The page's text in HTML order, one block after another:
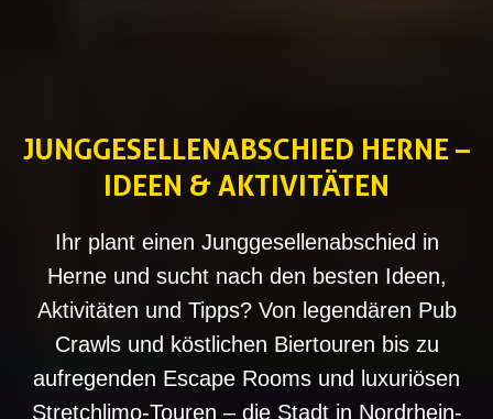
JUNGGESELLENABSCHIED HERNE –
IDEEN & AKTIVITÄTEN
Ihr plant einen Junggesellenabschied in
Herne und sucht nach den besten Ideen,
Aktivitäten und Tipps? Von legendären Pub
Crawls und köstlichen Biertouren bis zu
aufregenden Escape Rooms und luxuriösen
Stretchlimo-Touren – die Stadt in Nordrhein-